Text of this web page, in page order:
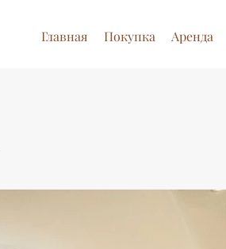
Главная Покупка Аренда